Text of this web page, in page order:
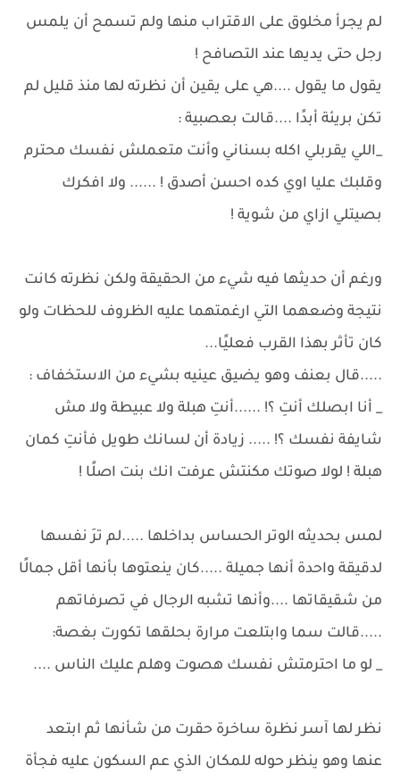
لم يجرأ مخلوق على الاقتراب منها ولم تسمح أن يلمس
رجل حتى يديها عند التصافح !
يقول ما يقول ....هي على يقين أن نظرته لها منذ قليل لم
تكن بريئة أبدًا ....قالت بعصبية :
_اللي يقربلي اكله بسناني وأنت متعملش نفسك محترم
وقلبك عليا اوي كده احسن أصدق ! ...... ولا افكرك
بصيتلي ازاي من شوية !
ورغم أن حديثها فيه شيء من الحقيقة ولكن نظرته كانت
نتيجة وضعهما التي ارغمتهما عليه الظروف للحظات ولو
كان تأثر بهذا القرب فعليًا...
.....قال بعنف وهو يضيق عينيه بشيء من الاستخفاف :
_ أنا ابصلك أنتِ ؟! ......أنتِ هبلة ولا عبيطة ولا مش
شايفة نفسك ؟! ..... زيادة أن لسانك طويل فأنتِ كمان
هبلة ! لولا صوتك مكنتش عرفت انك بنت اصلًا !
لمس بحديثه الوتر الحساس بداخلها .....لم ترَ نفسها
لدقيقة واحدة أنها جميلة .....كان ينعتوها بأنها أقل جمالًا
من شقيقاتها ....وأنها تشبه الرجال في تصرفاتهم
.....قالت سما وابتلعت مرارة بحلقها تكورت بغصة:
_ لو ما احترمتش نفسك هصوت وهلم عليك الناس ....
نظر لها آسر نظرة ساخرة حقرت من شأنها ثم ابتعد
عنها وهو ينظر حوله للمكان الذي عم السكون عليه فجأة